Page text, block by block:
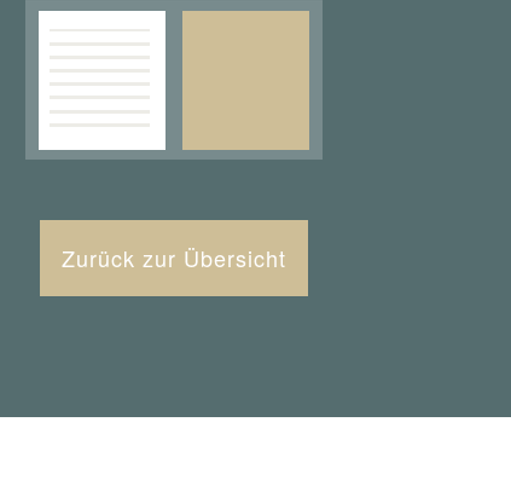
Zurück zur Übersicht